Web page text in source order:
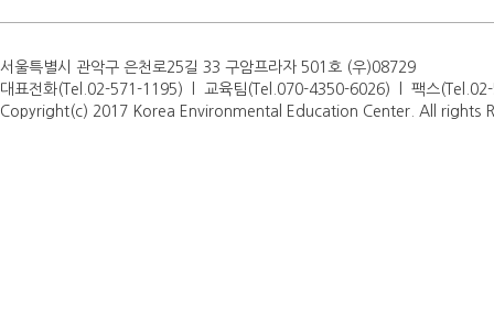
서울특별시 관악구 은천로25길 33 구암프라자 501호 (우)08729
대표전화(Tel.02-571-1195) l 교육팀(Tel.070-4350-6026) l 팩스
Copyright(c) 2017 Korea Environmental Education Center. All rights